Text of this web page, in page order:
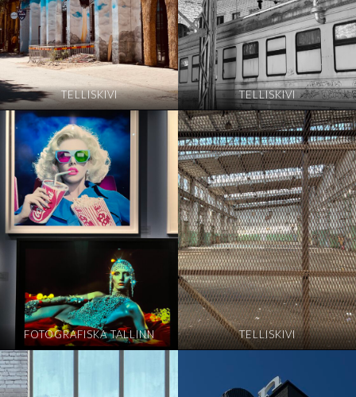
TELLISKIVI TELLISKIVI
FOTOGRAFISKA TALLINN TELLISKIVI